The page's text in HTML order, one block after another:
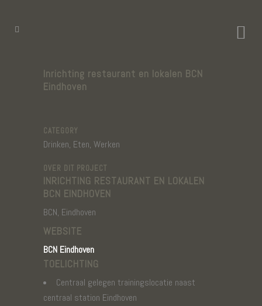
Inrichting restaurant en lokalen BCN
Eindhoven
CATEGORY
Drinken, Eten, Werken
OVER DIT PROJECT
INRICHTING RESTAURANT EN LOKALEN
BCN EINDHOVEN
BCN, Eindhoven
WEBSITE
BCN Eindhoven
TOELICHTING
Centraal gelegen trainingslocatie naast
centraal station Eindhoven